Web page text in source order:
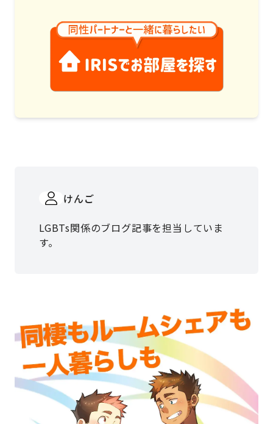
けんご
LGBTs関係のブログ記事を担当していま
す。